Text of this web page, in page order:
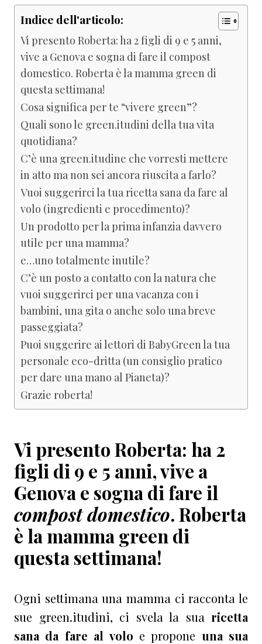
Indice dell'articolo:
Vi presento Roberta: ha 2 figli di 9 e 5 anni,
vive a Genova e sogna di fare il compost
domestico. Roberta è la mamma green di
questa settimana!
Cosa significa per te “vivere green”?
Quali sono le green.itudini della tua vita
quotidiana?
C’è una green.itudine che vorresti mettere
in atto ma non sei ancora riuscita a farlo?
Vuoi suggerirci la tua ricetta sana da fare al
volo (ingredienti e procedimento)?
Un prodotto per la prima infanzia davvero
utile per una mamma?
e…uno totalmente inutile?
C’è un posto a contatto con la natura che
vuoi suggerirci per una vacanza con i
bambini, una gita o anche solo una breve
passeggiata?
Puoi suggerire ai lettori di BabyGreen la tua
personale eco-dritta (un consiglio pratico
per dare una mano al Pianeta)?
Grazie roberta!
Vi presentoRoberta: ha2
figli di 9 e 5 anni, vive a
Genovae sogna di fare il
compost domestico. Roberta
è lamamma green di
questa settimana!
Ogni settimana una mamma ci racconta le
sue green.itudini, ci svela la sua ricetta
sana da fare al volo e propone una sua